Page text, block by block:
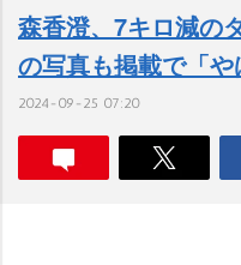
森香澄、7キロ減の
の写真も掲載で「
2024-09-25 07:20